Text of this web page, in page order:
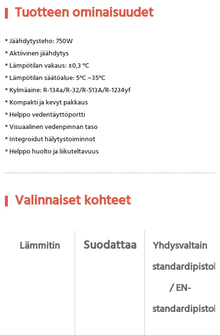
Tuotteen ominaisuudet
* Jäähdytysteho: 750W
* Aktiivinen jäähdytys
* Lämpötilan vakaus: ±0,3 °C
* Lämpötilan säätöalue: 5°C ~35°C
* Kylmäaine: R-134a/R-32/R-513A/R-1234yf
* Kompakti ja kevyt pakkaus
* Helppo vedentäyttöportti
* Visuaalinen vedenpinnan taso
* Integroidut hälytystoiminnot
* Helppo huolto ja liikuteltavuus
Valinnaiset kohteet
Lämmitin Suodattaa
Yhdysvaltain
/ EN-